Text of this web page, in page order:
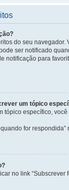
do seu
ser notificado
notificação para
um tópico
específico,
for
no link